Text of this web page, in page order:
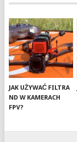
JAK UŻYWAĆ FILTRA
ND W KAMERACH
FPV?